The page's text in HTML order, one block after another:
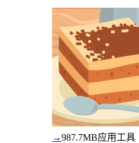
→987.7MB应用工具